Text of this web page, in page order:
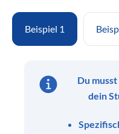
Beispiel 1
Du
dein